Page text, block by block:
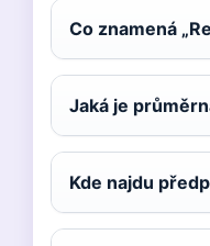
Co znamená
Jaká je
Kde najdu